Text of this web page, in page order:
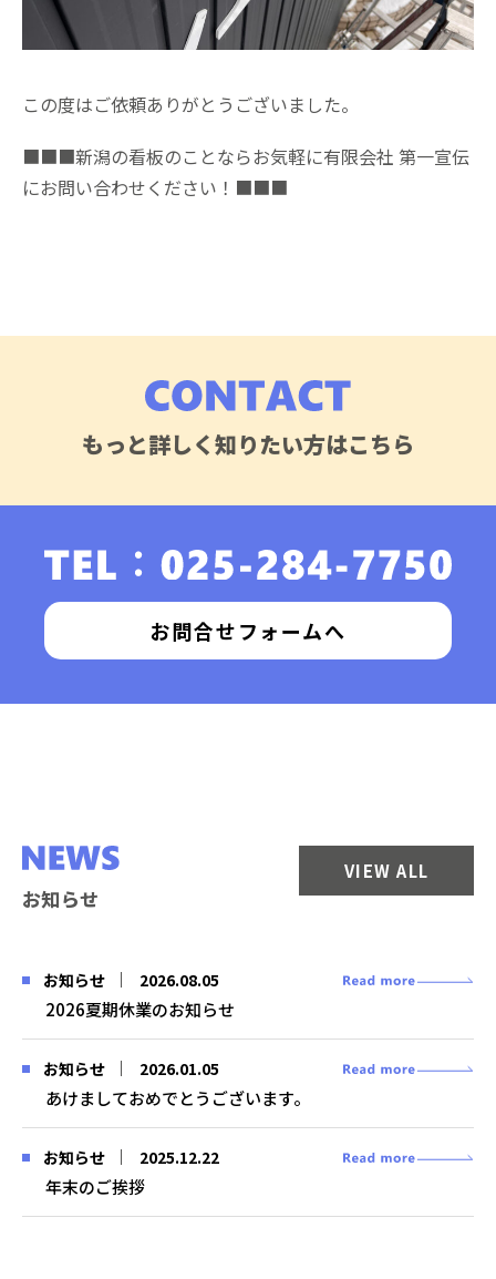
この度はご依頼ありがとうございました。
■■■新潟の看板のことならお気軽に有限会社 第一宣伝
にお問い合わせください！■■■
もっと詳しく知りたい方はこちら
お問合せフォームへ
お知らせ
VIEW ALL
お知らせ 2026.08.05
2026夏期休業のお知らせ
お知らせ 2026.01.05
あけましておめでとうございます。
お知らせ 2025.12.22
年末のご挨拶